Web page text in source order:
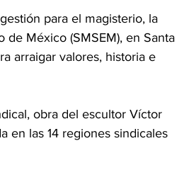
para el magisterio, la
de México (SMSEM), en Santa
arraigar valores, historia e
obra del escultor Víctor
en las 14 regiones sindicales